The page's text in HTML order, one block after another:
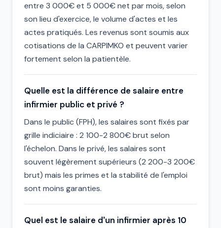
entre 3 000€ et 5 000€ net par mois, selon
son lieu d'exercice, le volume d'actes et les
actes pratiqués. Les revenus sont soumis aux
cotisations de la CARPIMKO et peuvent varier
fortement selon la patientèle.
Quelle est la différence de salaire entre
infirmier public et privé ?
Dans le public (FPH), les salaires sont fixés par
grille indiciaire : 2 100-2 800€ brut selon
l'échelon. Dans le privé, les salaires sont
souvent légèrement supérieurs (2 200-3 200€
brut) mais les primes et la stabilité de l'emploi
sont moins garanties.
Quel est le salaire d'un infirmier après 10